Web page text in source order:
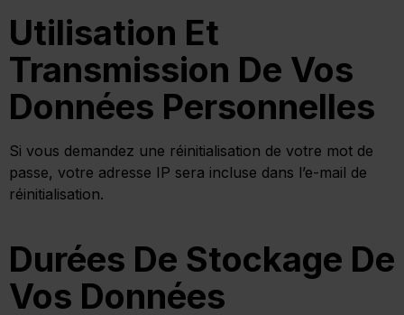
Utilisation Et
Transmission De Vos
Données Personnelles
Si vous demandez une réinitialisation de votre mot de
passe, votre adresse IP sera incluse dans l’e-mail de
réinitialisation.
Durées De Stockage De
Vos Données